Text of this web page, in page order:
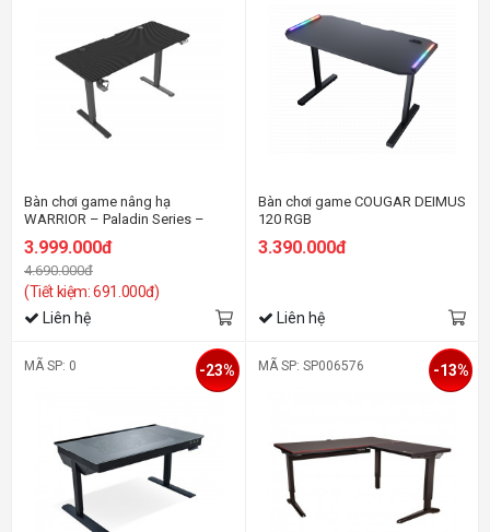
Bàn chơi game nâng hạ
WARRIOR – Paladin Series –
3.999.000đ
4.690.000đ
(Tiết kiệm: 691.000đ)
Liên hệ
Bàn chơi game COUGAR DEIMUS
120 RGB
3.390.000đ
Liên hệ
MÃ SP: 0 -23% MÃ SP: SP006576 -13%